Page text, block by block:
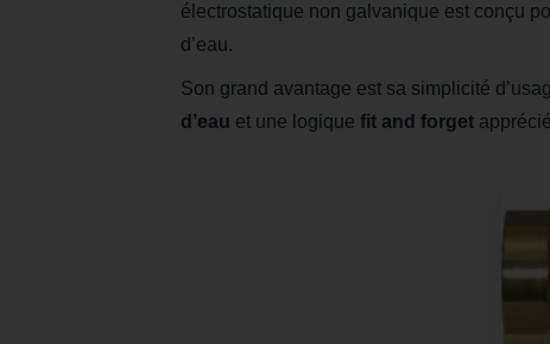
électrostatique non galvanique est conçu
d’eau.
Son grand avantage est sa simplicité
d’eau et une logique fit and forget